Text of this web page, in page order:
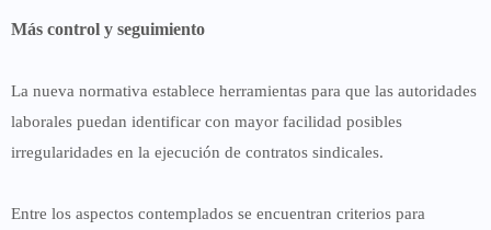
Más control y seguimiento
La nueva normativa establece herramientas para que las autoridades
laborales puedan identificar con mayor facilidad posibles
irregularidades en la ejecución de contratos sindicales.
Entre los aspectos contemplados se encuentran criterios para